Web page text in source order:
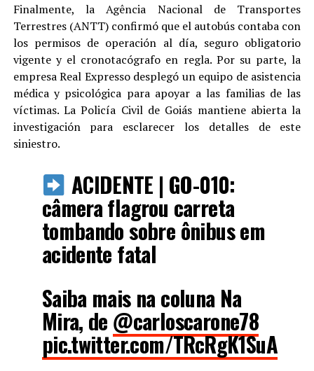
Finalmente, la Agência Nacional de Transportes
Terrestres (ANTT) confirmó que el autobús contaba con
los permisos de operación al día, seguro obligatorio
vigente y el cronotacógrafo en regla. Por su parte, la
empresa Real Expresso desplegó un equipo de asistencia
médica y psicológica para apoyar a las familias de las
víctimas. La Policía Civil de Goiás mantiene abierta la
investigación para esclarecer los detalles de este
siniestro.
ACIDENTE | GO-010:
câmera flagrou carreta
tombando sobre ônibus em
acidente fatal
Saiba mais na coluna Na
Mira, de @carloscarone78
pic.twitter.com/TRcRgK1SuA